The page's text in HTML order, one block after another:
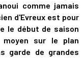
comme jamais
d'Evreux est pour
le début de saison
moyen sur le plan
garde de grandes